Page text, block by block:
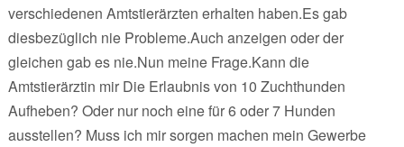
verschiedenen Amtstierärzten erhalten haben.Es gab
diesbezüglich nie Probleme.Auch anzeigen oder der
gleichen gab es nie.Nun meine Frage.Kann die
Amtstierärztin mir Die Erlaubnis von 10 Zuchthunden
Aufheben? Oder nur noch eine für 6 oder 7 Hunden
ausstellen? Muss ich mir sorgen machen mein Gewerbe